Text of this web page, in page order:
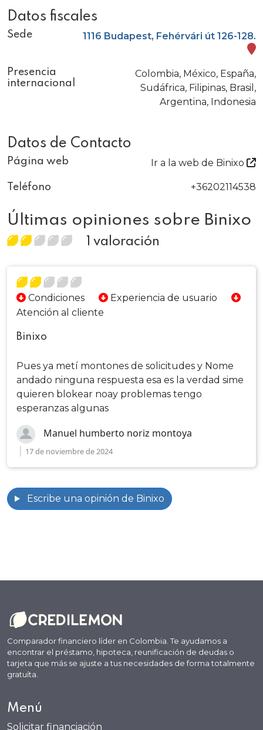
Datos fiscales
Sede 1116 Budapest, Fehérvári út 126-128.
Presencia
internacional
Colombia, México, España,
Sudáfrica, Filipinas, Brasil,
Argentina, Indonesia
Datos de Contacto
Página web Ir a la web de Binixo
Teléfono +36202114538
Últimas opiniones sobre Binixo
1 valoración
Condiciones
Experiencia de usuario
Atención al cliente
Binixo
Pues ya metí montones de solicitudes y Nome
andado ninguna respuesta esa es la verdad sime
quieren blokear noay problemas tengo
esperanzas algunas
Manuel humberto noriz montoya
17 de noviembre de 2024
Escribe una opinión de Binixo
Comparador financiero líder en Colombia. Te ayudamos a
encontrar el préstamo, hipoteca, reunificación de deudas o
tarjeta que más se ajuste a tus necesidades de forma totalmente
gratuíta.
Menú
Solicitar financiación